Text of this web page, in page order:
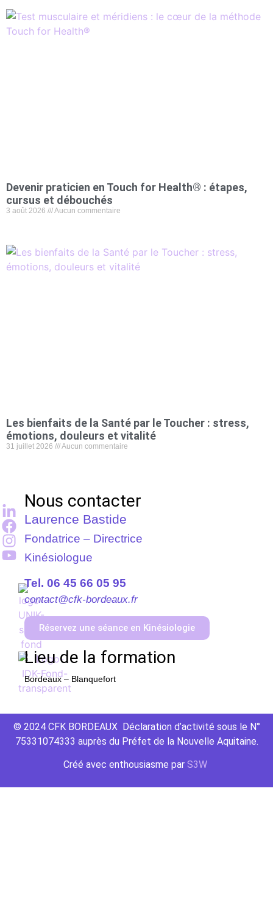
Devenir praticien en Touch for Health® : étapes,
cursus et débouchés
3 août 2026 Aucun commentaire
Les bienfaits de la Santé par le Toucher : stress,
émotions, douleurs et vitalité
31 juillet 2026 Aucun commentaire
Nous contacter
Laurence Bastide
Fondatrice – Directrice
Kinésiologue
Tel. 06 45 66 05 95
contact@cfk-bordeaux.fr
Réservez une séance en Kinésiologie
Lieu de la formation
Bordeaux – Blanquefort
© 2024 CFK BORDEAUX Déclaration d’activité sous le N°
75331074333 auprès du Préfet de la Nouvelle Aquitaine.
Créé avec enthousiasme par S3W